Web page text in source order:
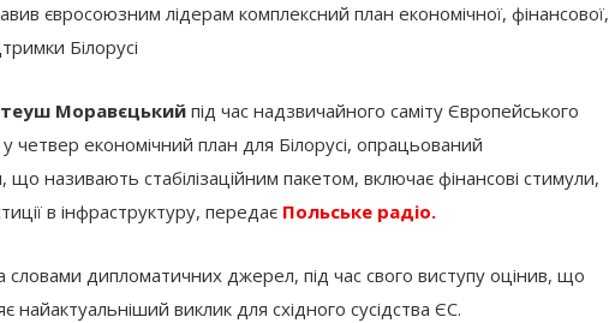
євросоюзним лідерам комплексний план економічної, фінансової,
Білорусі
Моравєцький під час надзвичайного саміту Європейського
четвер економічний план для Білорусі, опрацьований
називають стабілізаційним пакетом, включає фінансові стимули,
в інфраструктуру, передає Польське радіо.
словами дипломатичних джерел, під час свого виступу оцінив, що
найактуальніший виклик для східного сусідства ЄС.